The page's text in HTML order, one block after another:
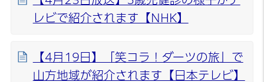
レビで紹介されます【NHK】
【4月19日】「笑コラ！ダーツの旅」で
山方地域が紹介されます【日本テレビ】